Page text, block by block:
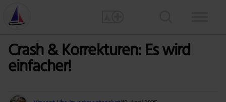
Crash & Korrekturen: Es wird
einfacher!